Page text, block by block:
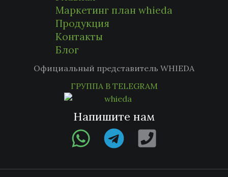
Маркетинг план whieda
Продукция
Контакты
Блог
Официальный представитель WHIEDA
ГРУППА В TELEGRAM
Напишите нам